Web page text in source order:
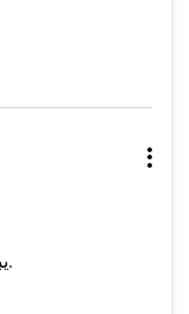
يبقى التوكيل يا باشا او مركز صيانة كويس.